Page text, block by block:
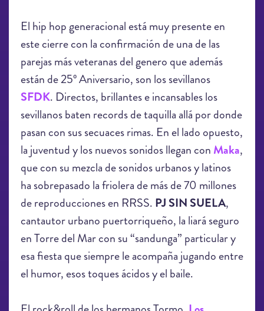
El hip hop generacional está muy presente en
este cierre con la confirmación de una de las
parejas más veteranas del genero que además
están de 25º Aniversario, son los sevillanos
SFDK. Directos, brillantes e incansables los
sevillanos baten records de taquilla allá por donde
pasan con sus secuaces rimas. En el lado opuesto,
la juventud y los nuevos sonidos llegan con Maka,
que con su mezcla de sonidos urbanos y latinos
ha sobrepasado la friolera de más de 70 millones
de reproducciones en RRSS. PJ SIN SUELA,
cantautor urbano puertorriqueño, la liará seguro
en Torre del Mar con su “sandunga” particular y
esa fiesta que siempre le acompaña jugando entre
el humor, esos toques ácidos y el baile.